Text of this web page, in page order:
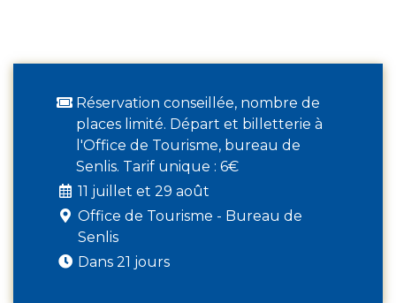
Réservation conseillée, nombre de
places limité. Départ et billetterie à
l'Office de Tourisme, bureau de
Senlis. Tarif unique : 6€
11 juillet et 29 août
Office de Tourisme - Bureau de
Senlis
Dans 21 jours